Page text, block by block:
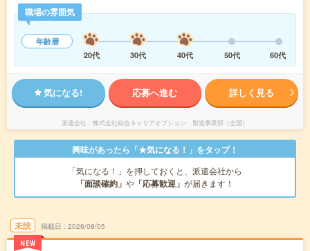
職場の雰囲気
年齢層
20代
30代 40代 50代 60代
気になる! 応募へ進む 詳しく見る
派遣会社 株式会社綜合キャリアオプション 製造事業部（全国）
興味があったら「★気になる！」をタップ！
「気になる！」を押しておくと、派遣会社から
「面談確約」 や 「応募歓迎」 が届きます！
未読
NEW
掲載日 2026/08/05